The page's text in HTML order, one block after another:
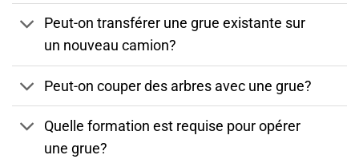
Peut-on transférer une grue existante sur
un nouveau camion?
Peut-on couper des arbres avec une grue?
Quelle formation est requise pour opérer
une grue?